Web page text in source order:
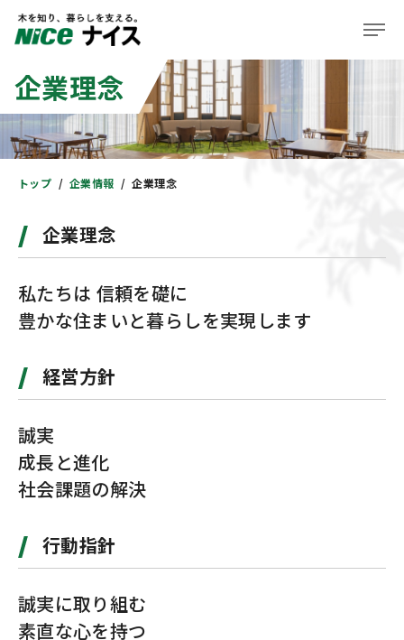
企業情報
事業紹介
ニュース＆レポート
採用情報
企業理念
トップ 企業情報 企業理念
企業理念
私たちは 信頼を礎に
豊かな住まいと暮らしを実現します
経営方針
誠実
成長と進化
社会課題の解決
行動指針
誠実に取り組む
素直な心を持つ